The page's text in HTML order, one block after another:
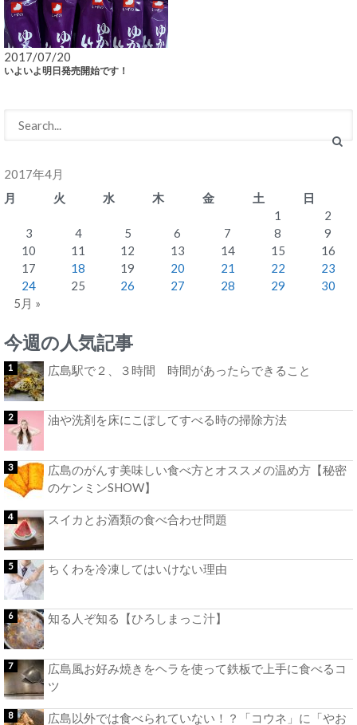
2017/07/20
いよいよ明日発売開始です！
2017年4月
月
火 水 木 金 土
日
1
2
3
4 5 6 7 8
9
10
11 12 13 14 15
16
17
18 19 20 21 22
23
24
25 26 27 28 29
30
5月 »
今週の人気記事
広島駅で２、３時間 時間があったらできること
油や洗剤を床にこぼしてすべる時の掃除方法
広島のがんす美味しい食べ方とオススメの温め方【秘密
のケンミンSHOW】
スイカとお酒類の食べ合わせ問題
ちくわを冷凍してはいけない理由
知る人ぞ知る【ひろしまっこ汁】
広島風お好み焼きをヘラを使って鉄板で上手に食べるコ
ツ
広島以外では食べられていない！？「コウネ」に「やお